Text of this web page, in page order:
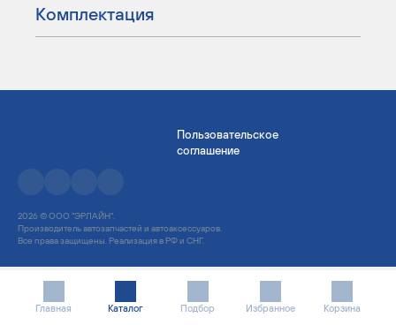
Главная Каталог Подбор Избранное Корзина
Комплектация
Пользовательское
соглашение
2026 © ООО "ЭРЛАЙН".
Производитель автозапчастей и автоаксессуаров.
Все права защищены. Реализация в РФ и СНГ.